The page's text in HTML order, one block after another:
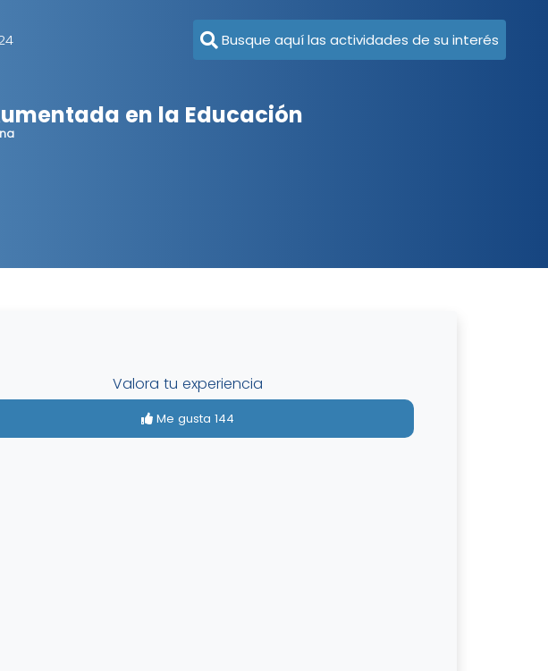
Busque aquí las actividades de su interés
en la Educación
Valora tu experiencia
Me gusta 144